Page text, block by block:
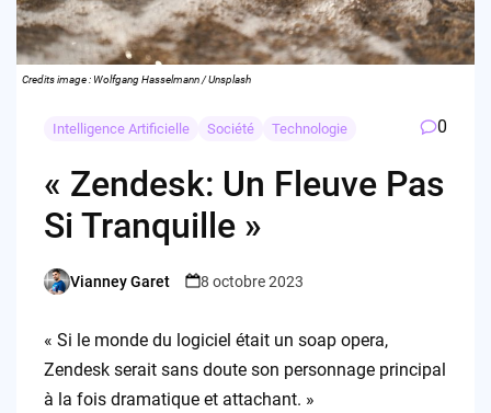
Credits image : Wolfgang Hasselmann / Unsplash
Intelligence Artificielle Société Technologie 0
« Zendesk: Un Fleuve Pas
Si Tranquille »
Posted
Vianney Garet 8 octobre 2023
« Si le monde du logiciel était un soap opera,
Zendesk serait sans doute son personnage principal
à la fois dramatique et attachant. »